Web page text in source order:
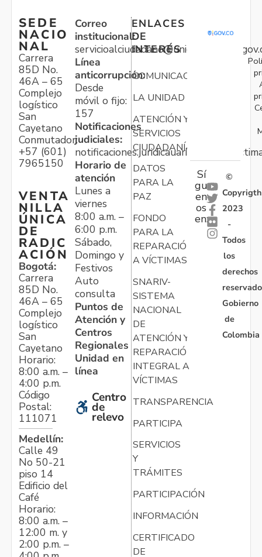
SEDE
NACIO
NAL
Carrera
85D No.
46A – 65
Complejo
logístico
San
Cayetano
Conmutador:
+57 (601)
7965150
VENTA
NILLA
ÚNICA
DE
RADIC
ACIÓN
Bogotá:
Carrera
85D No.
46A – 65
Complejo
logístico
San
Cayetano
Horario:
8:00 a.m. –
4:00 p.m.
Código
Postal:
111071
Medellín:
Calle 49
No 50-21
piso 14
Edificio del
Café
Horario:
8:00 a.m. –
12:00 m. y
2:00 p.m. –
Correo
institucional:
Línea
anticorrupción:
Desde
móvil o fijo:
157
Notificaciones
judiciales:
Horario de
atención
Lunes a
viernes
8:00 a.m. –
6:00 p.m.
Sábado,
Domingo y
Festivos
Auto
consulta
Puntos de
Atención y
Centros
Regionales
Unidad en
línea
Centro
de
relevo
ENLACES
DE
INTERÉS
COMUNICACIONES
LA UNIDAD
ATENCIÓN Y
SERVICIOS
CIUDADANÍA
DATOS
PARA LA
PAZ
FONDO
PARA LA
REPARACIÓN
A VÍCTIMAS
SNARIV-
SISTEMA
NACIONAL
DE
ATENCIÓN Y
REPARACIÓN
INTEGRAL A
VÍCTIMAS
TRANSPARENCIA
PARTICIPA
SERVICIOS
Y
TRÁMITES
PARTICIPACIÓN
INFORMACIÓN
CERTIFICADO
DE
Sí
gu
en
os
en:
©
Copyrigth
2023
-
Todos
los
derechos
Gobierno
de
Colombia